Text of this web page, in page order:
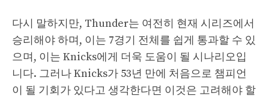
다시 말하지만, Thunder는 여전히 현재 시리즈에서
승리해야 하며, 이는 7경기 전체를 ​​쉽게 통과할 수 있
으며, 이는 Knicks에게 더욱 도움이 될 시나리오입
니다. 그러나 Knicks가 53년 만에 처음으로 챔피언
이 될 기회가 있다고 생각한다면 이것은 고려해야 할